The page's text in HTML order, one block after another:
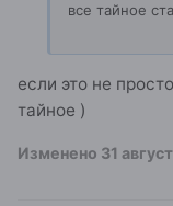
все тайное
если это не
тайное )
Изменено 31